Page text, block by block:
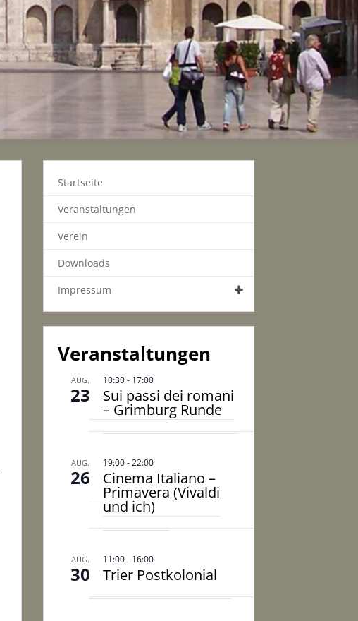
Startseite
Veranstaltungen
Verein
Downloads
Impressum
Veranstaltungen
AUG.
23
10:30- 17:00
Sui passi dei romani
– Grimburg Runde
AUG.
26
19:00-22:00
Cinema Italiano –
Primavera (Vivaldi
und ich)
AUG.
30
11:00- 16:00
Trier Postkolonial